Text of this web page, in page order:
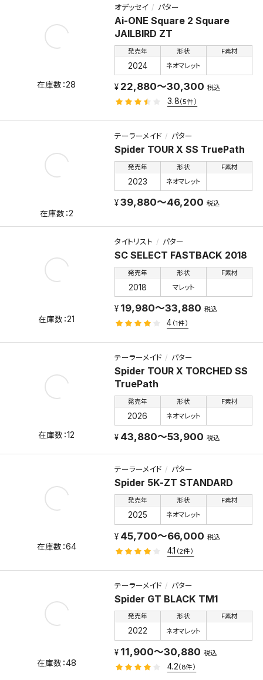
オデッセイ パター
Ai-ONE Square 2 Square
JAILBIRD ZT
発売年
2024
形状
ネオマレット
F素材
28 22,880～30,300 税込
3.8（5件）
テーラーメイド パター
Spider TOUR X SS TruePath
発売年
2023
形状
ネオマレット
F素材
2
39,880～46,200 税込
タイトリスト パター
SC SELECT FASTBACK 2018
発売年
2018
形状
マレット
F素材
21
19,980～33,880 税込
4 （1件）
テーラーメイド パター
Spider TOUR X TORCHED SS
TruePath
発売年
2026
形状
ネオマレット
F素材
12 43,880～53,900 税込
テーラーメイド パター
Spider 5K-ZT STANDARD
発売年
2025
形状
ネオマレット
F素材
64
45,700～66,000 税込
4.1 （2件）
テーラーメイド パター
Spider GT BLACK TM1
発売年
2022
形状
ネオマレット
F素材
48
11,900～30,880 税込
4.2（8件）